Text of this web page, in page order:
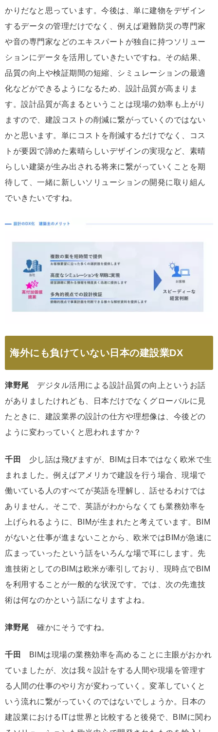
かりだなと思っています。今後は、単に建物をデザイン
するデータの管理だけでなく、例えば避難防災の専門家
や音の専門家などのエキスパートが独自に持つソリュー
ションにデータを活用していきたいですね。その結果、
品質の向上や検証期間の短縮、シミュレーションの最適
化などができるようになるため、設計品質が高まりま
す。設計品質が高まるということは現場の効率も上がり
ますので、建設コストの削減に繋がっていくのではない
かと思います。単にコストを削減するだけでなく、コス
トが要因で諦めた素晴らしいデザインの実現など、素晴
らしい建築が生み出される将来に繋がっていくことを期
待して、一緒に新しいソリューションの開発に取り組ん
でいきたいですね。
海外にも負けていない日本の建設業DX
津野尾 デジタル活用による設計品質の向上というお話
がありましたけれども、日本だけでなくグローバルに見
たときに、建設業界の設計の仕方や理想像は、今後どの
ように変わっていくと思われますか？
千田
少し話は飛びますが、BIMは日本ではなく欧米で生
まれました。例えばアメリカで建設を行う場合、現場で
働いている人のすべてが英語を理解し、話せるわけでは
ありません。そこで、英語がわからなくても業務効率を
上げられるように、BIMが生まれたと考えています。BIM
がないと仕事が進まないことから、欧米ではBIMが急速に
広まっていったという話をいろんな場で耳にします。先
進技術としてのBIMは欧米が牽引しており、現時点でBIM
を利用することが一般的な状況です。では、次の先進技
術は何なのかという話になりますよね。
津野尾 確かにそうですね。
千田
BIMは現場の業務効率を高めることに主眼がおかれ
ていましたが、次は我々設計をする人間や現場を管理す
る人間の仕事のやり方が変わっていく。変革していくと
いう流れに繋がっていくのではないでしょうか。日本の
建設業におけるITは世界と比較すると後発で、BIMに関わ